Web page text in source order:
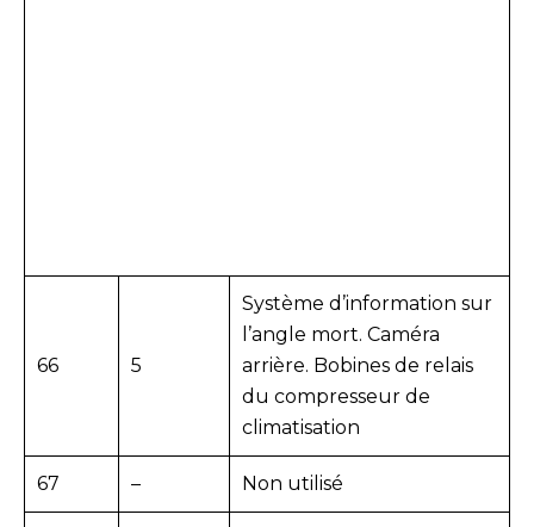
66 5
Système d’information sur
l’angle mort. Caméra
arrière. Bobines de relais
du compresseur de
climatisation
67 – Non utilisé